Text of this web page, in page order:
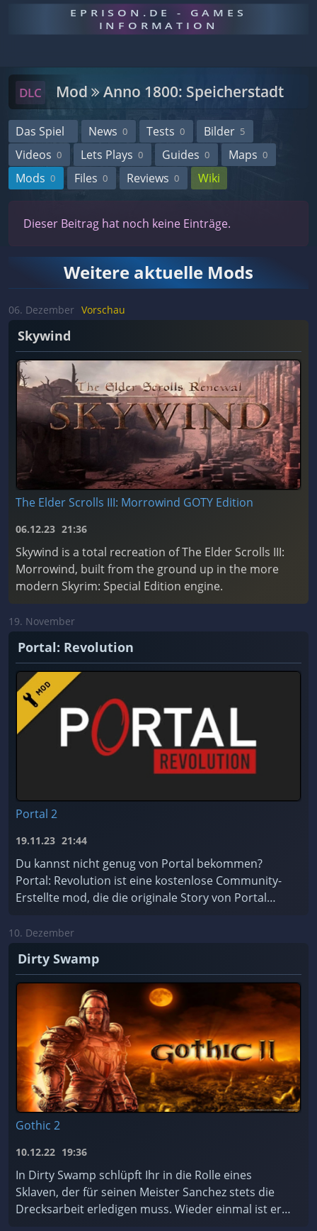
EPRISON.DE - GAMES
INFORMATION
DLC Mod Anno 1800: Speicherstadt
Das Spiel News 0 Tests 0 Bilder 5
Videos 0 Lets Plays 0 Guides 0 Maps 0
Mods 0 Files 0 Reviews 0 Wiki
Dieser Beitrag hat noch keine Einträge.
Weitere aktuelle Mods
06. Dezember Vorschau
Skywind
The Elder Scrolls III: Morrowind GOTY Edition
06.12.23 21:36
Skywind is a total recreation of The Elder Scrolls III:
Morrowind, built from the ground up in the more
modern Skyrim: Special Edition engine.
19. November
Portal: Revolution
Portal 2
19.11.23 21:44
Du kannst nicht genug von Portal bekommen?
Portal: Revolution ist eine kostenlose Community-
Erstellte mod, die die originale Story von Portal
10. Dezember
Dirty Swamp
Gothic 2
10.12.22 19:36
In Dirty Swamp schlüpft Ihr in die Rolle eines
Sklaven, der für seinen Meister Sanchez stets die
Drecksarbeit erledigen muss. Wieder einmal ist er